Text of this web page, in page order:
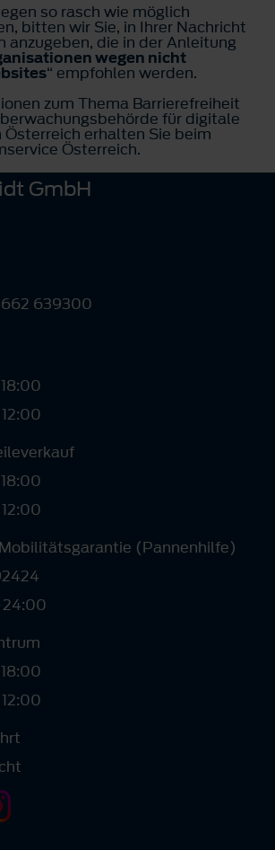
so rasch wie möglich
bitten wir Sie, in Ihrer Nachricht
anzugeben, die in der Anleitung
wegen nicht
“ empfohlen werden.
zum Thema Barrierefreiheit
für digitale
erhalten Sie beim
Österreich.
GmbH
639300
18:00
12:00
18:00
12:00
(Pannenhilfe)
24:00
18:00
12:00